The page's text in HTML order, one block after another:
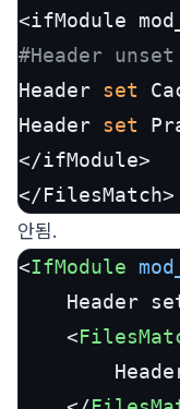
#Header unset
Header set
Header set
</ifModule>
</FilesMatch>
안됨.
<IfModule
Header
<